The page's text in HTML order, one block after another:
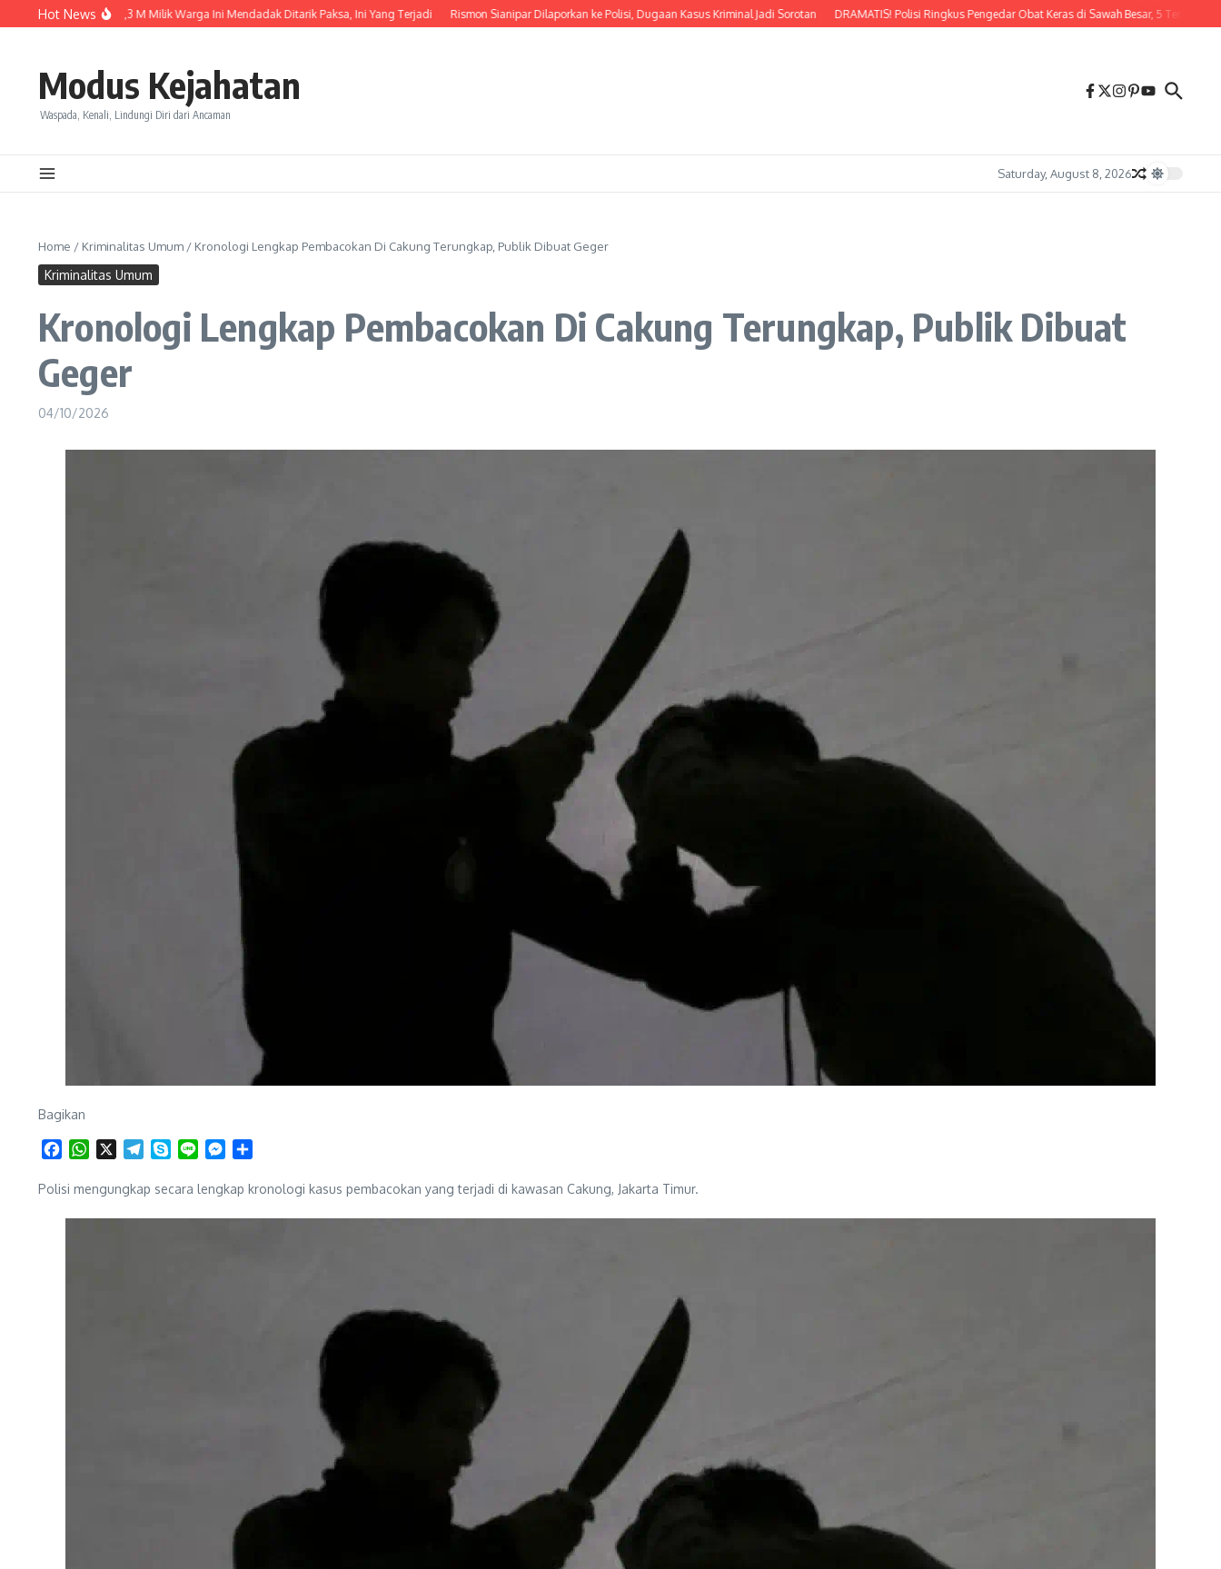
Skip to content
Hot News
Dibeli, Lexus Rp1,3 M Milik Warga Ini Mendadak Ditarik Paksa, Ini Yang Terjadi Rismon Sianipar Dilaporkan ke Polisi, Dugaan Kasus Kriminal Jadi Sorotan DRAMATIS! Polisi Ringkus Pengedar Obat Keras di Sawah Besar, 5 Tersangka Tak
Modus Kejahatan
Waspada, Kenali, Lindungi Diri dari Ancaman
Saturday, August 8, 2026
Home / Kriminalitas Umum / Kronologi Lengkap Pembacokan Di Cakung Terungkap, Publik Dibuat Geger
Kriminalitas Umum
Kronologi Lengkap Pembacokan Di Cakung Terungkap, Publik Dibuat
Geger
04/10/2026
Bagikan
FacebookWhatsAppTelegramSkypeLine Messenger
Polisi mengungkap secara lengkap kronologi kasus pembacokan yang terjadi di kawasan Cakung, Jakarta Timur.